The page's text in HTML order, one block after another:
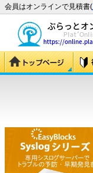
会員はオンラインで見積書(